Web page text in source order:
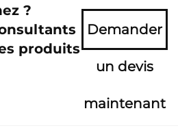
?
produits
Demander
un devis
maintenant